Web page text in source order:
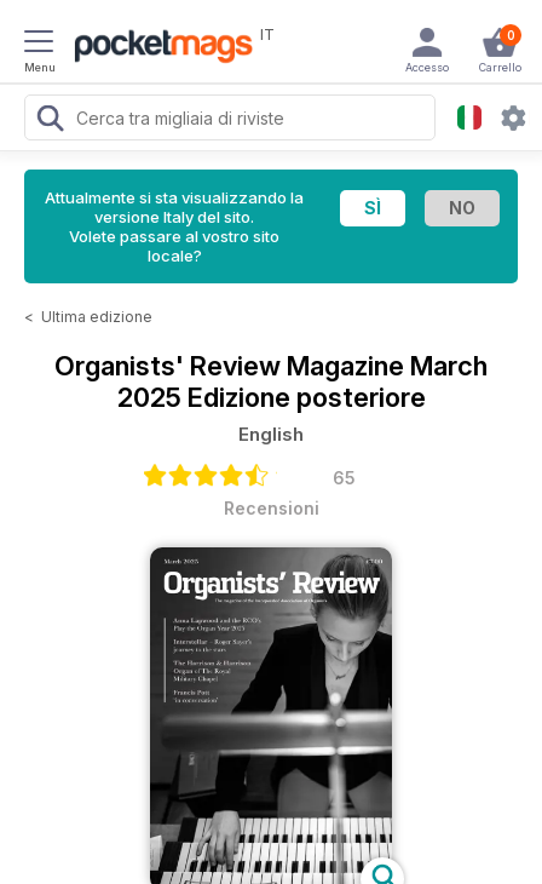
Menu
IT 0
Carrello
Accesso
Attualmente si sta visualizzando la
versione Italy del sito.
Volete passare al vostro sito
locale?
< Ultima edizione
Organists' Review Magazine March
2025 Edizione posteriore
English
65
Recensioni